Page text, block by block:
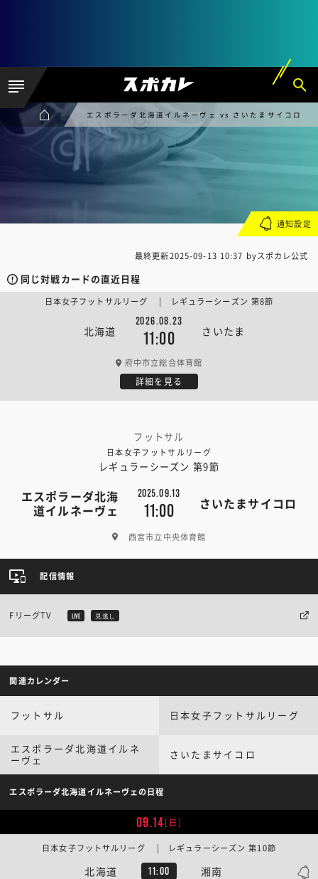
エスポラーダ北海道イルネーヴェ vs さいたまサイコロ
最終更新2025-09-13 10:37 byスポカレ公式
同じ対戦カードの直近日程
北海道
2026.08.23
11:00 さいたま
日本女子フットサルリーグ | レギュラーシーズン 第8節
府中市立総合体育館
詳細を見る
フットサル
日本女子フットサルリーグ
レギュラーシーズン 第9節
エスポラーダ北海
道イルネーヴェ
2025.09.13
11:00 さいたまサイコロ
西宮市立中央体育館
通知設定
配信情報
FリーグTV LIVE 見逃し
関連カレンダー
フットサル 日本女子フットサルリーグ
エスポラーダ北海道イルネ
ーヴェ
さいたまサイコロ
エスポラーダ北海道イルネーヴェの日程
09.14[日]
北海道 11:00 湘南
日本女子フットサルリーグ | レギュラーシーズン 第10節